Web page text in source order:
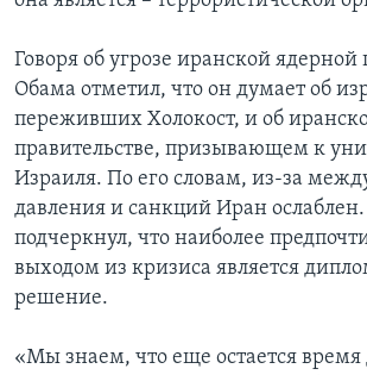
Говоря об угрозе иранской
Обама отметил, что он думает об
переживших Холокост, и об
правительстве, призывающем к
Израиля. По его словам, из-за
давления и санкций Иран
подчеркнул, что наиболее
выходом из кризиса является
решение.
«Мы знаем, что еще остается время